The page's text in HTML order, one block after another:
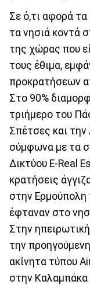
Σε ό,τι αφορά
τα νησιά κοντά
της χώρας που
τους έθιμα,
προκρατήσεων
Στο 90%
τριήμερο του
Σπέτσες και την
σύμφωνα με τα
Δικτύου E-Real
κρατήσεις
στην Ερμούπολη
έφταναν στο
Στην
την
ακίνητα τύπου
στην